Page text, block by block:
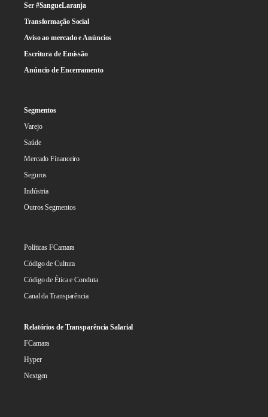
Ser #SangueLaranja
Transformação Social
Aviso ao mercado e Anúncios
Escritura de Emissão
Anúncio de Encerramento
Segmentos
Varejo
Saúde
Mercado Financeiro
Seguros
Indústria
Outros Segmentos
Políticas FCamara
Código de Cultura
Código de Ética e Conduta
Canal da Transparência
Relatórios de Transparência Salarial
FCamara
Hyper
Nextgen